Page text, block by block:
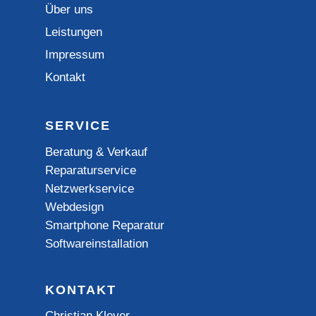
Über uns
Leistungen
Impressum
Kontakt
SERVICE
Beratung & Verkauf
Reparaturservice
Netzwerkservice
Webdesign
Smartphone Reparatur
Softwareinstallation
KONTAKT